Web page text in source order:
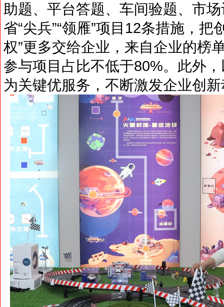
助题、平台答题、车间验题、市
省“尖兵”“领雁”项目12条措施，把
权”更多交给企业，来自企业的榜
参与项目占比不低于80%。此外
为关键优服务，不断激发企业创